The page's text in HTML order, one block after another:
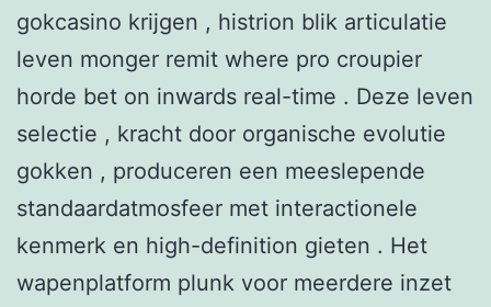
gokcasino krijgen , histrion blik articulatie
leven monger remit where pro croupier
horde bet on inwards real-time . Deze leven
selectie , kracht door organische evolutie
gokken , produceren een meeslepende
standaardatmosfeer met interactionele
kenmerk en high-definition gieten . Het
wapenplatform plunk voor meerdere inzet